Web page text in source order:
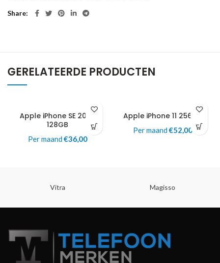
Share
GERELATEERDE PRODUCTEN
Apple iPhone SE 2020
128GB
Per maand€36,00
Apple iPhone 11 256GB
Per maand€52,00
Vitra Magisso